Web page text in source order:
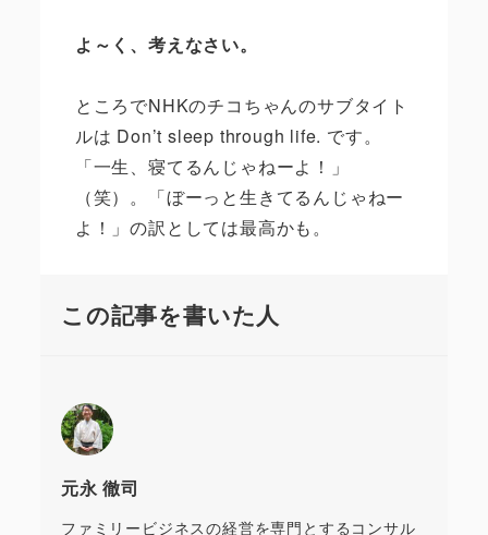
よ～く、考えなさい。
ところでNHKのチコちゃんのサブタイト
ルは Don’t sleep through life. です。
「一生、寝てるんじゃねーよ！」
（笑）。「ぼーっと生きてるんじゃねー
よ！」の訳としては最高かも。
この記事を書いた人
元永 徹司
ファミリービジネスの経営を専門とするコンサル